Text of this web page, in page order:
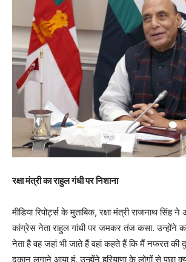
रक्षा मंत्री का राहुल गंधी पर निशाना
मीडिया रिपोर्ट्स के मुताबिक, रक्षा मंत्री राजनाथ सिंह
कांग्रेस नेता राहुल गांधी पर जमकर तंज कसा. उन्होंने
नेता है वह जहां भी जाते हैं वहां कहते हैं कि मैं नफरत की
दुकान लगाने आया हूं. उन्होंने हरियाणा के लोगों से पूछा